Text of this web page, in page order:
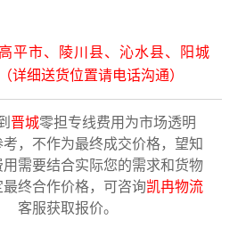
市、陵川县、沁水县、阳城
详细送货位置请电话沟通）
晋城零担专线费用为市场透明
，不作为最终成交价格，望知
用需要结合实际您的需求和货物
终合作价格，可咨询凯冉物流
客服获取报价。